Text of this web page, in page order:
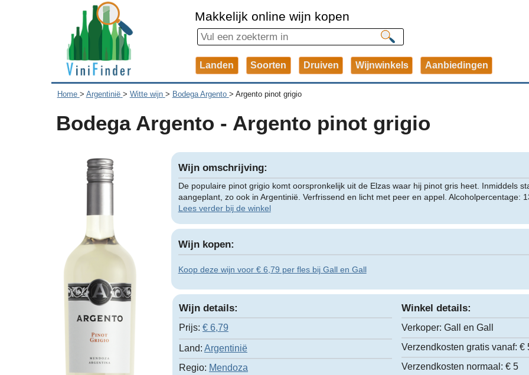
Makkelijk online wijn kopen
Landen Soorten Druiven Wijnwinkels Aanbiedingen
Home > Argentinië > Witte wijn > Bodega Argento > Argento pinot grigio
Bodega Argento - Argento pinot grigio
Wijn omschrijving:
De populaire pinot grigio komt oorspronkelijk uit de Elzas waar hij pinot gris heet. Inmiddels
aangeplant, zo ook in Argentinië. Verfrissend en licht met peer en appel. Alcoholpercentage:
Lees verder bij de winkel
Wijn kopen:
Koop deze wijn voor € 6,79 per fles bij Gall en Gall
Wijn details:
Prijs: € 6,79
Land: Argentinië
Regio: Mendoza
Winkel details:
Verkoper: Gall en Gall
Verzendkosten gratis vanaf: €
Verzendkosten normaal: € 5